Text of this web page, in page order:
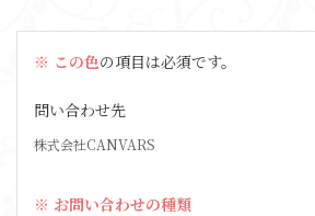
※ この色の項目は必須です。
問い合わせ先
株式会社CANVARS
※ お問い合わせの種類